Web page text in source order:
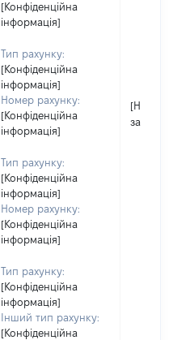
[Конфіденційна
інформація]
Тип рахунку:
[Конфіденційна
інформація]
Номер рахунку:
[Конфіденційна
інформація]
Тип рахунку:
[Конфіденційна
інформація]
Номер рахунку:
[Конфіденційна
інформація]
Тип рахунку:
[Конфіденційна
інформація]
Інший тип рахунку:
[Конфіденційна
[Не